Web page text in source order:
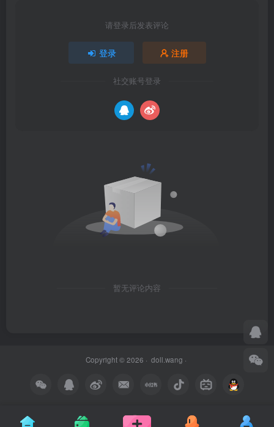
请登录后发表评论
登录 注册
社交账号登录
暂无评论内容
Copyright © 2026 · doll.wang ·